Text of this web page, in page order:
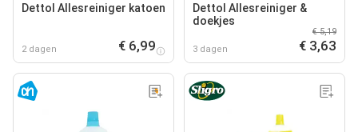
Dettol Allesreiniger katoen
2 dagen € 6,99
Dettol Allesreiniger &
doekjes
3 dagen
€ 5,19
€ 3,63